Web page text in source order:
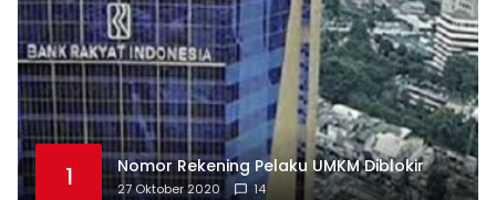
1 Nomor Rekening Pelaku UMKM Diblokir
27 Oktober 2020 14